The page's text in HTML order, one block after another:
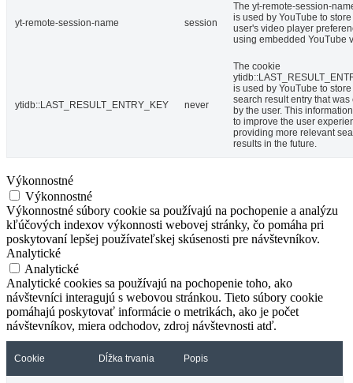
yt-remote-session-name session
The yt-remote-session-
is used by YouTube to
user's video player
using embedded YouTube
ytidb::LAST_RESULT_ENTRY_KEY never
The cookie
is used by YouTube to
search result entry that was
by the user. This
to improve the user
providing more relevant
results in the future.
Výkonnostné
Výkonnostné
Výkonnostné súbory cookie sa používajú na pochopenie a analýzu
kľúčových indexov výkonnosti webovej stránky, čo pomáha pri
poskytovaní lepšej používateľskej skúsenosti pre návštevníkov.
Analytické
Analytické
Analytické cookies sa používajú na pochopenie toho, ako
návštevníci interagujú s webovou stránkou. Tieto súbory cookie
pomáhajú poskytovať informácie o metrikách, ako je počet
návštevníkov, miera odchodov, zdroj návštevnosti atď.
Cookie Dĺžka trvania Popis